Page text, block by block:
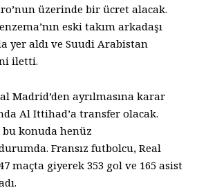
üzerinde bir ücret alacak.
eski takım arkadaşı
yer aldı ve Suudi Arabistan
iletti.
Madrid’den ayrılmasına karar
Al Ittihad’a transfer olacak.
konuda henüz
Fransız futbolcu, Real
maçta giyerek 353 gol ve 165 asist